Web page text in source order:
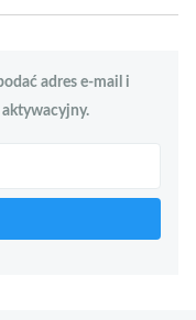
adres e-mail i